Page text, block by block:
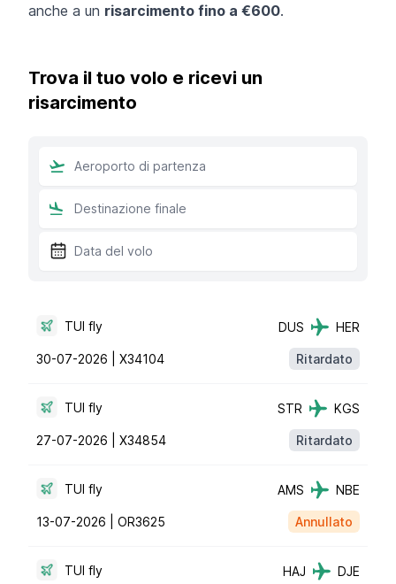
anche a un risarcimento fino a €600.
Trova il tuo volo e ricevi un
risarcimento
TUI fly DUS HER
30-07-2026 | X34104 Ritardato
TUI fly STR KGS
27-07-2026 | X34854 Ritardato
TUI fly AMS NBE
13-07-2026 | OR3625 Annullato
TUI fly HAJ DJE